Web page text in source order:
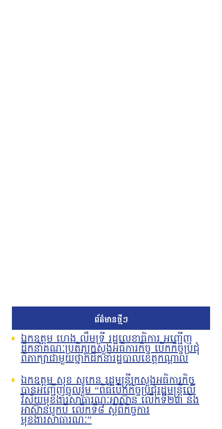
ព័ត៌មានថ្មីៗ
ឯកឧត្តម ហេង លឹមទ្រី រដ្ឋលេខាធិការ អញ្ជើញ
ដឹកនាំគណៈប្រតិភូក្រសួងអធិការកិច្ច បើកកិច្ចប្រជុំ
ពិភាក្សាជាមួយថ្នាក់ដឹកនាំរដ្ឋបាលខេត្តកណ្តាល
ឯកឧត្តម សុខ សូកេន រដ្ឋមន្រ្តីក្រសួងអធិការកិច្ច
បានអញ្ជើញចូលរួម “ពិធីបើកកិច្ចប្រជុំរដ្ឋមន្ត្រីលើ
វិស័យមុខងារសាធារណៈអាស៊ាន លើកទី២៣ និង
អាស៊ានបូកបី លើកទី៨ ស្តីពីកិច្ចការ
មុខងារសាធារណៈ”